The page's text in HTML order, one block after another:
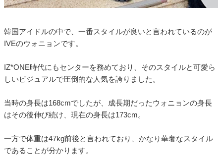
韓国アイドルの中で、一番スタイルが良いと言われているのが
IVEのウォニョンです。
IZ*ONE時代にもセンターを務めており、そのスタイルと可愛ら
しいビジュアルで圧倒的な人気を誇りました。
当時の身長は168cmでしたが、成長期だったウォニョンの身長
はその後伸び続け、現在の身長は173cm。
一方で体重は47kg前後と言われており、かなり華奢なスタイル
であることが分かります。